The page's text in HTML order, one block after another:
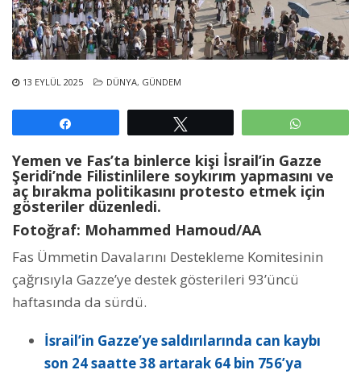
13 EYLÜL 2025 DÜNYA, GÜNDEM
Yemen ve Fas’ta binlerce kişi İsrail’in Gazze
Şeridi’nde Filistinlilere soykırım yapmasını ve
aç bırakma politikasını protesto etmek için
gösteriler düzenledi.
Fotoğraf: Mohammed Hamoud/AA
Fas Ümmetin Davalarını Destekleme Komitesinin
çağrısıyla Gazze’ye destek gösterileri 93’üncü
haftasında da sürdü.
İsrail’in Gazze’ye saldırılarında can kaybı
son 24 saatte 38 artarak 64 bin 756’ya